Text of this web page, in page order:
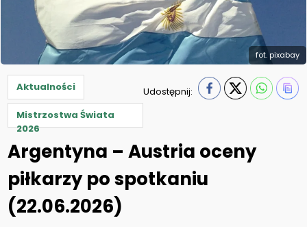
fot. pixabay
Aktualności
Mistrzostwa Świata
2026
Udostępnij:
Argentyna – Austria oceny
piłkarzy po spotkaniu
(22.06.2026)